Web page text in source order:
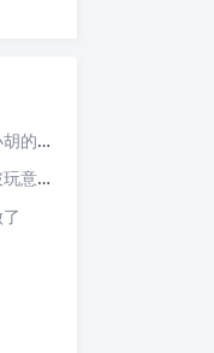
车之上的....
了？